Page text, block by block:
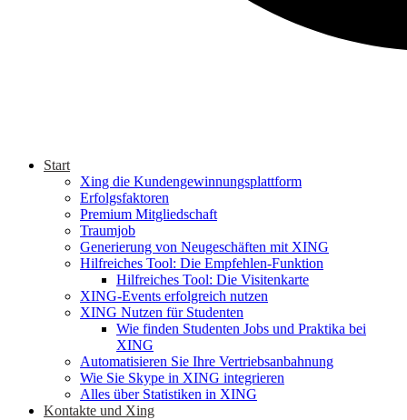
Start
Xing die Kundengewinnungsplattform
Erfolgsfaktoren
Premium Mitgliedschaft
Traumjob
Generierung von Neugeschäften mit XING
Hilfreiches Tool: Die Empfehlen-Funktion
Hilfreiches Tool: Die Visitenkarte
XING-Events erfolgreich nutzen
XING Nutzen für Studenten
Wie finden Studenten Jobs und Praktika bei
XING
Automatisieren Sie Ihre Vertriebsanbahnung
Wie Sie Skype in XING integrieren
Alles über Statistiken in XING
Kontakte und Xing